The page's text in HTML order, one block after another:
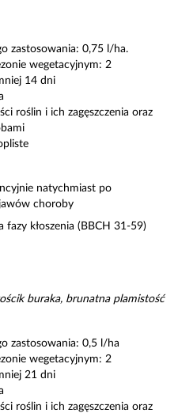
zastosowania: 0,75 l/ha.
wegetacyjnym: 2
14 dni
roślin i ich zagęszczenia oraz
natychmiast po
choroby
kłoszenia (BBCH 31-59)
buraka, brunatna plamistość
zastosowania: 0,5 l/ha
wegetacyjnym: 2
21 dni
roślin i ich zagęszczenia oraz